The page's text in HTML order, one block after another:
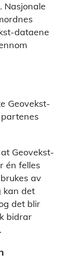
Nasjonale
dataene
Geovekst-
Geovekst-
én felles
av
kan det
det blir
bidrar